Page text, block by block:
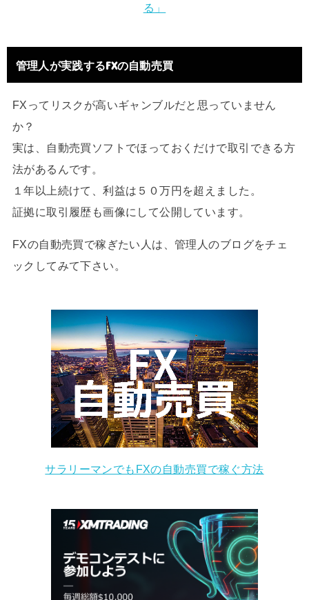
る」
管理人が実践するFXの自動売買
FXってリスクが高いギャンブルだと思っていません
か？
実は、自動売買ソフトでほっておくだけで取引できる方
法があるんです。
１年以上続けて、利益は５０万円を超えました。
証拠に取引履歴も画像にして公開しています。
FXの自動売買で稼ぎたい人は、管理人のブログをチェ
ックしてみて下さい。
サラリーマンでもFXの自動売買で稼ぐ方法